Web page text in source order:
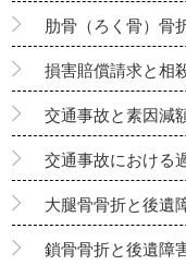
肋骨（ろく骨）骨
損害賠償請求と相
交通事故と素因減
交通事故における
大腿骨骨折と後遺
鎖骨骨折と後遺障